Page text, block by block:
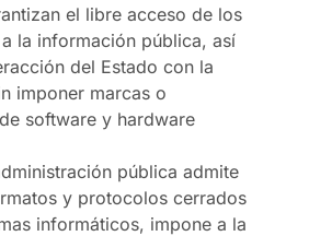
el libre acceso de los
la información pública, así
del Estado con la
imponer marcas o
software y hardware
pública admite
y protocolos cerrados
informáticos, impone a la